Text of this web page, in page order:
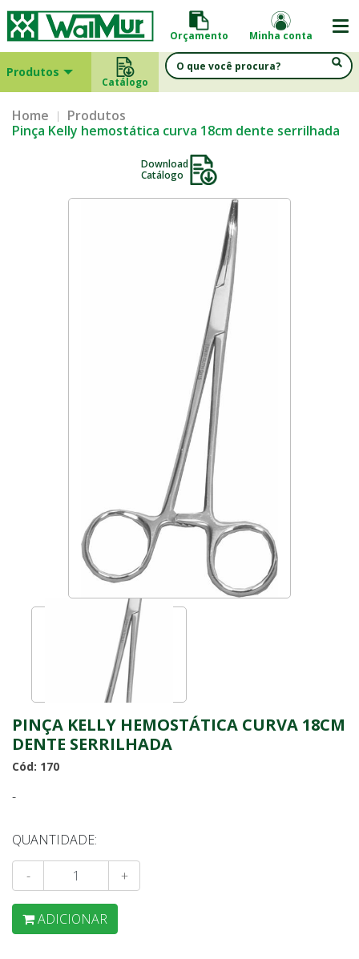
Orçamento Minha conta
Produtos
Catálogo
Home
Produtos
Pinça Kelly hemostática curva 18cm dente serrilhada
Download
Catálogo
PINÇA KELLY HEMOSTÁTICA CURVA 18CM
DENTE SERRILHADA
Cód: 170
-
QUANTIDADE:
- +
ADICIONAR